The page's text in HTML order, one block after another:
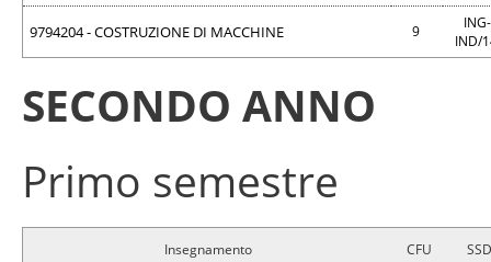
9794204 - COSTRUZIONE DI MACCHINE 9
ING-
IND/
SECONDO ANNO
Primo semestre
Insegnamento CFU SSD